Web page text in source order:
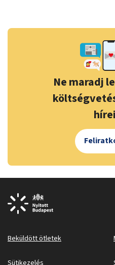
Ne maradj
Beküldött ötletek
Sütikezelés